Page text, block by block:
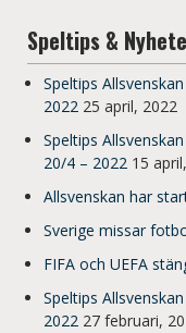
Speltips &
Speltips
2022 25 april, 2022
Speltips
20/4 – 2022 15
Allsvenskan har
Sverige missar
FIFA och UEFA
Speltips
2022 27 februari,